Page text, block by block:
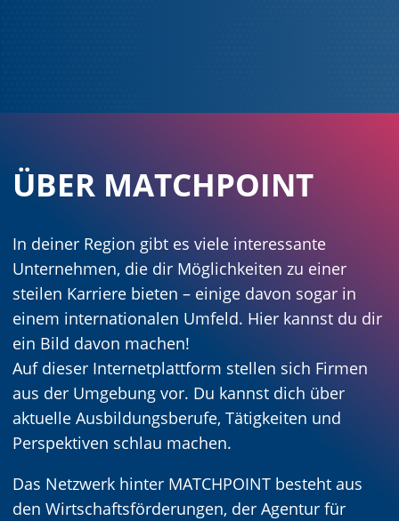
ÜBER MATCHPOINT
In deiner Region gibt es viele interessante
Unternehmen, die dir Möglichkeiten zu einer
steilen Karriere bieten – einige davon sogar in
einem internationalen Umfeld. Hier kannst du dir
ein Bild davon machen!
Auf dieser Internetplattform stellen sich Firmen
aus der Umgebung vor. Du kannst dich über
aktuelle Ausbildungsberufe, Tätigkeiten und
Perspektiven schlau machen.
Das Netzwerk hinter MATCHPOINT besteht aus
den Wirtschaftsförderungen, der Agentur für